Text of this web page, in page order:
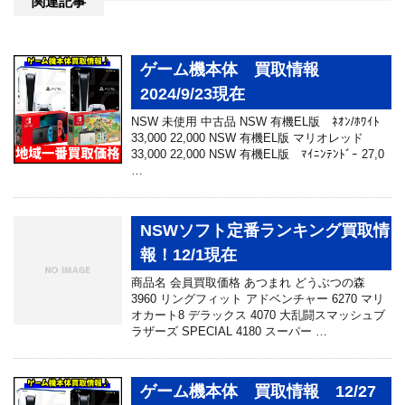
ゲーム機本体 買取情報
2024/9/23現在
NSW 未使用 中古品 NSW 有機EL版 ﾈｵﾝ/ﾎﾜｲﾄ
33,000 22,000 NSW 有機EL版 マリオレッド
33,000 22,000 NSW 有機EL版 ﾏｲﾆﾝﾃﾝﾄﾞｰ 27,0
NSWソフト定番ランキング買取情
報！12/1現在
商品名 会員買取価格 あつまれ どうぶつの森
3960 リングフィット アドベンチャー 6270 マリ
オカート8 デラックス 4070 大乱闘スマッシュブ
ラザーズ SPECIAL 4180 スーパー …
ゲーム機本体 買取情報 12/27